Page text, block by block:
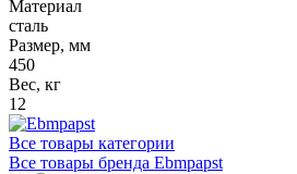
Материал
сталь
Размер, мм
450
Вес, кг
12
Все товары категории
Все товары бренда Ebmpapst